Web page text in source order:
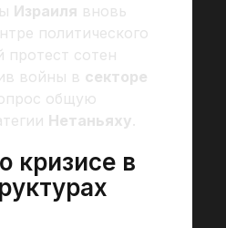
Израиля вновь
политического
протест сотен
войны в секторе
общую
Нетаньяху.
кризисе в